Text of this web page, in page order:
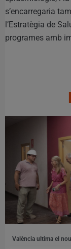
s’encarregaria
l’Estratègia de
programes amb
València ultima el